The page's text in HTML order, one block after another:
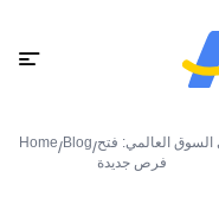
Home/Blog/السوق العالمي: فتح
فرص جديدة